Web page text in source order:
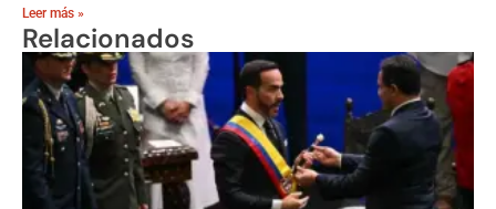
Leer más »
Relacionados